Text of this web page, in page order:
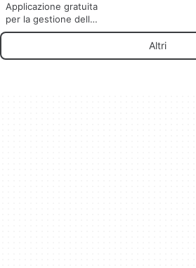
Applicazione gratuita
per la gestione della
lotteria
Altri